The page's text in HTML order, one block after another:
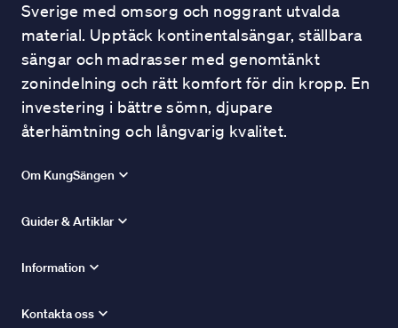
Sverige med omsorg och noggrant utvalda
material. Upptäck kontinentalsängar, ställbara
sängar och madrasser med genomtänkt
zonindelning och rätt komfort för din kropp. En
investering i bättre sömn, djupare
återhämtning och långvarig kvalitet.
Om KungSängen
Guider & Artiklar
Information
Kontakta oss